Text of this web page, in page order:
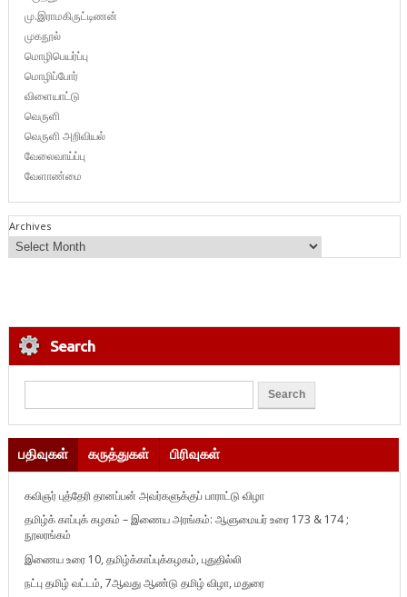
மு.இராமகிருட்டிணன்
முகநூல்
மொழிபெயர்ப்பு
மொழிப்போர்
விளையாட்டு
வெருளி
வெருளி அறிவியல்
வேலைவாய்ப்பு
வேளாண்மை
Archives
Search
பதிவுகள் கருத்துகள் பிரிவுகள்
கவிஞர் புத்தேரி தானப்பன் அவர்களுக்குப் பாராட்டு விழா
தமிழ்க் காப்புக் கழகம் – இணைய அரங்கம்: ஆளுமையர் உரை 173 & 174 ;
நூலரங்கம்
இணைய உரை 10, தமிழ்க்காப்புக்கழகம், புதுதில்லி
நட்பு தமிழ் வட்டம், 7ஆவது ஆண்டு தமிழ் விழா, மதுரை